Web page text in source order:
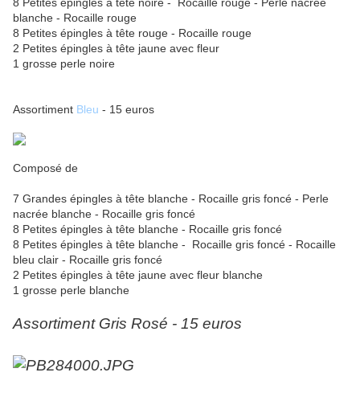
blanche - Rocaille rouge
8 Petites épingles à tête rouge - Rocaille rouge
2 Petites épingles à tête jaune avec fleur
1 grosse perle noire
Assortiment Bleu - 15 euros
Composé de
7 Grandes épingles à tête blanche - Rocaille gris foncé - Perle
nacrée blanche - Rocaille gris foncé
8 Petites épingles à tête blanche - Rocaille gris foncé
8 Petites épingles à tête blanche - Rocaille gris foncé - Rocaille
bleu clair - Rocaille gris foncé
2 Petites épingles à tête jaune avec fleur blanche
1 grosse perle blanche
Assortiment Gris Rosé - 15 euros